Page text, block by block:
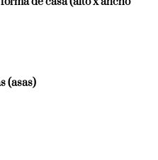
(asas)